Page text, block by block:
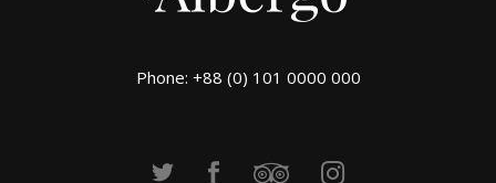
Phone: +88 (0) 101 0000 000